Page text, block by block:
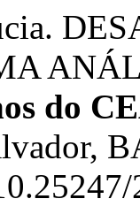
do